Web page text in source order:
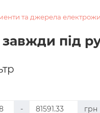
та джерела
під
- грн